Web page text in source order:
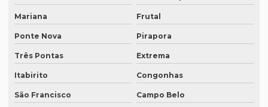
Empresa de tradução simultanea
Empresa de tradução simultânea para teams
Empresa de tradução simultânea para teams em campinas
Empresa de tradução simultânea para teams em recife
Mariana Frutal
Ponte Nova Pirapora
Três Pontas Extrema
Itabirito Congonhas
São Francisco Campo Belo